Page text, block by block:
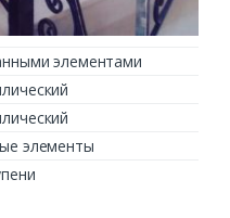
элементами
элементы